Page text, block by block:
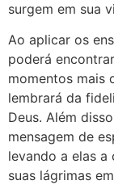
surgem em sua
Ao aplicar os
poderá
momentos mais
lembrará da
Deus. Além
mensagem de
levando a elas
suas lágrimas